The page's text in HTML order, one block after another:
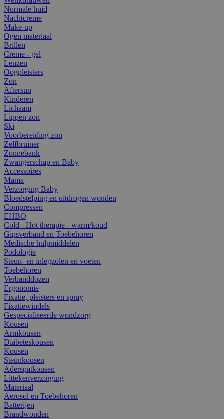
Normale huid
Nachtcreme
Make-up
Ogen materiaal
Brillen
Creme - gel
Lenzen
Oogpleisters
Zon
Aftersun
Kinderen
Lichaam
Lippen zon
Ski
Voorbereiding zon
Zelfbruiner
Zonnebank
Zwangerschap en Baby
Accessoires
Mama
Verzorging Baby
Bloedstelping en uitdrogen wonden
Compressen
EHBO
Cold - Hot therapie - warm/koud
Gipsverband en Toebehoren
Medische hulpmiddelen
Podologie
Steun- en inlegzolen en voeten
Toebehoren
Verbanddozen
Ergonomie
Fixatie, pleisters en spray
Fixatiewindels
Gespecialiseerde wondzorg
Kousen
Armkousen
Diabeteskousen
Kousen
Steunkousen
Aderspatkousen
Littekenverzorging
Materiaal
Aerosol en Toebehoren
Batterijen
Brandwonden